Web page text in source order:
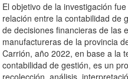
El objetivo de la investigación
relación entre la contabilidad de
de decisiones financieras de las
manufactureras de la provincia
Carrión, año 2022, en base a la
contabilidad de gestión, es un
recolección, análisis,